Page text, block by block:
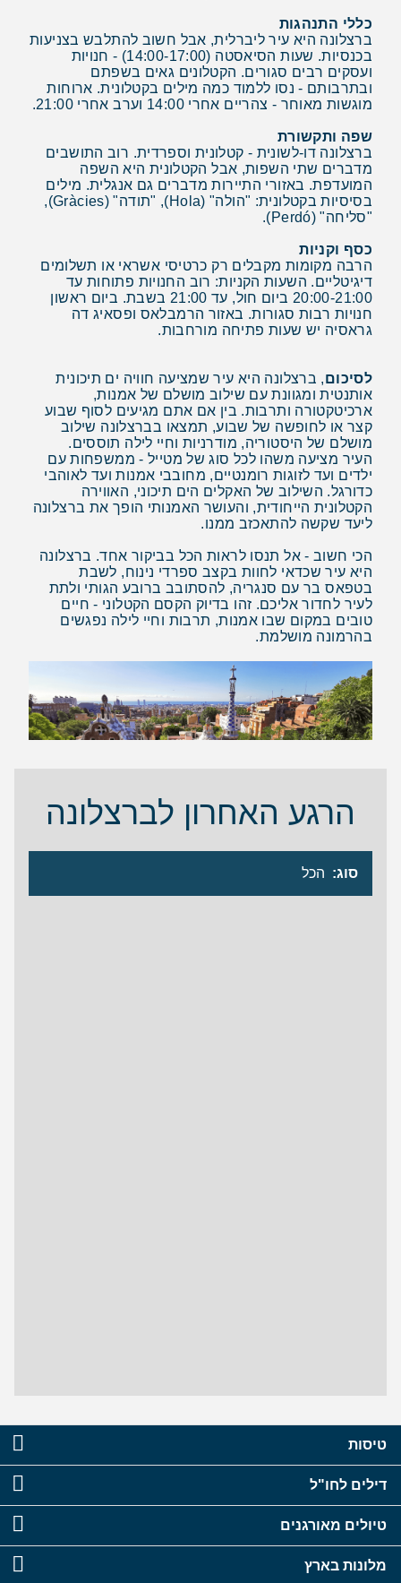
כללי התנהגות
ברצלונה היא עיר ליברלית, אבל חשוב להתלבש בצניעות
בכנסיות. שעות הסיאסטה (14:00-17:00) - חנויות
ועסקים רבים סגורים. הקטלונים גאים בשפתם
ובתרבותם - נסו ללמוד כמה מילים בקטלונית. ארוחות
מוגשות מאוחר - צהריים אחרי 14:00 וערב אחרי 21:00.
שפה ותקשורת
ברצלונה דו-לשונית - קטלונית וספרדית. רוב התושבים
מדברים שתי השפות, אבל הקטלונית היא השפה
המועדפת. באזורי התיירות מדברים גם אנגלית. מילים
בסיסיות בקטלונית: "הולה" (Hola), "תודה" (Gràcies),
"סליחה" (Perdó).
כסף וקניות
הרבה מקומות מקבלים רק כרטיסי אשראי או תשלומים
דיגיטליים. השעות הקניות: רוב החנויות פתוחות עד
20:00-21:00 ביום חול, עד 21:00 בשבת. ביום ראשון
חנויות רבות סגורות. באזור הרמבלאס ופסאיג דה
גראסיה יש שעות פתיחה מורחבות.
לסיכום, ברצלונה היא עיר שמציעה חוויה ים תיכונית
אותנטית ומגוונת עם שילוב מושלם של אמנות,
ארכיטקטורה ותרבות. בין אם אתם מגיעים לסוף שבוע
קצר או לחופשה של שבוע, תמצאו בברצלונה שילוב
מושלם של היסטוריה, מודרניות וחיי לילה תוססים.
העיר מציעה משהו לכל סוג של מטייל - ממשפחות עם
ילדים ועד לזוגות רומנטיים, מחובבי אמנות ועד לאוהבי
כדורגל. השילוב של האקלים הים תיכוני, האווירה
הקטלונית הייחודית, והעושר האמנותי הופך את ברצלונה
ליעד שקשה להתאכזב ממנו.
הכי חשוב - אל תנסו לראות הכל בביקור אחד. ברצלונה
היא עיר שכדאי לחוות בקצב ספרדי נינוח, לשבת
בטפאס בר עם סנגריה, להסתובב ברובע הגותי ולתת
לעיר לחדור אליכם. זהו בדיוק הקסם הקטלוני - חיים
טובים במקום שבו אמנות, תרבות וחיי לילה נפגשים
בהרמונה מושלמת.
הרגע האחרון לברצלונה
סוג
טיסות
דילים לחו"ל
טיולים מאורגנים
מלונות בארץ